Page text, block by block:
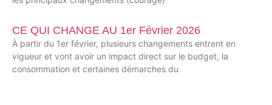
CE QUI CHANGE AU 1er Février 2026
À partir du 1er février, plusieurs changements entrent en
vigueur et vont avoir un impact direct sur le budget, la
consommation et certaines démarches du